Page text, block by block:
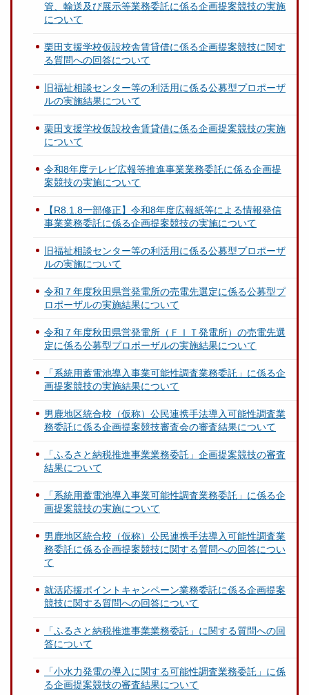
管、輸送及び展示等業務委託に係る企画提案競技の実施
について
栗田支援学校仮設校舎賃貸借に係る企画提案競技に関す
る質問への回答について
旧福祉相談センター等の利活用に係る公募型プロポーザ
ルの実施結果について
栗田支援学校仮設校舎賃貸借に係る企画提案競技の実施
について
令和8年度テレビ広報等推進事業業務委託に係る企画提
案競技の実施について
【R8.1.8一部修正】令和8年度広報紙等による情報発信
事業業務委託に係る企画提案競技の実施について
旧福祉相談センター等の利活用に係る公募型プロポーザ
ルの実施について
令和７年度秋田県営発電所の売電先選定に係る公募型プ
ロポーザルの実施結果について
令和７年度秋田県営発電所（ＦＩＴ発電所）の売電先選
定に係る公募型プロポーザルの実施結果について
「系統用蓄電池導入事業可能性調査業務委託」に係る企
画提案競技の実施結果について
男鹿地区統合校（仮称）公民連携手法導入可能性調査業
務委託に係る企画提案競技審査会の審査結果について
「ふるさと納税推進事業業務委託」企画提案競技の審査
結果について
「系統用蓄電池導入事業可能性調査業務委託」に係る企
画提案競技の実施について
男鹿地区統合校（仮称）公民連携手法導入可能性調査業
務委託に係る企画提案競技に関する質問への回答につい
て
就活応援ポイントキャンペーン業務委託に係る企画提案
競技に関する質問への回答について
「ふるさと納税推進事業業務委託」に関する質問への回
答について
「小水力発電の導入に関する可能性調査業務委託」に係
る企画提案競技の審査結果について